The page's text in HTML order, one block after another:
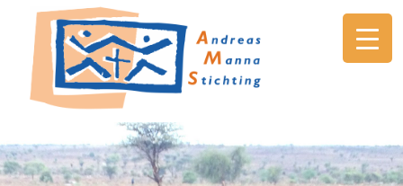
AMS
Manna
Stichting